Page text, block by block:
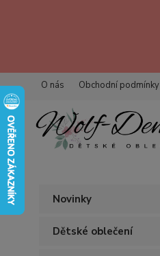
O nás Obchodní podmínky
Novinky
Dětské oblečení